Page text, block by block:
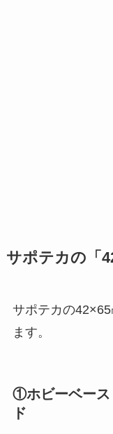
サポテカの「
サポテカの
ます。
①ホビーベース
ド